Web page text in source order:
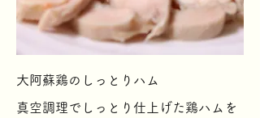
大阿蘇鶏のしっとりハム
真空調理でしっとり仕上げた鶏ハムを